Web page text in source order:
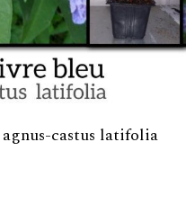
castus latifolia